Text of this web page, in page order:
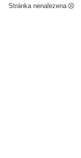
Stránka nenalezena